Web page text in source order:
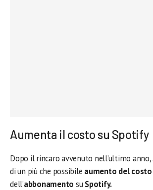
Aumenta il costo su Spotify
Dopo il rincaro avvenuto nell’ultimo
di un più che possibile aumento del costo
dell’abbonamento suSpotify.